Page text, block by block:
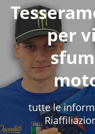
per
tutte le